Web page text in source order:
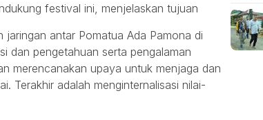
festival ini, menjelaskan tujuan
antar Pomatua Ada Pamona di
dan pengetahuan serta pengalaman
merencanakan upaya untuk menjaga dan
Terakhir adalah menginternalisasi nilai-